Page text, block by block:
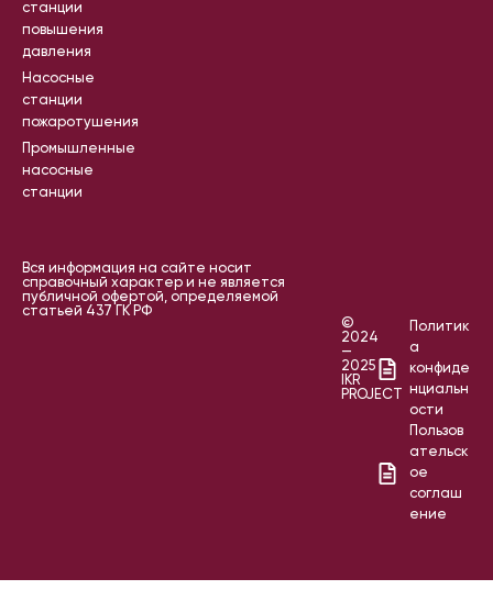
станции
повышения
давления
Насосные
станции
пожаротушения
Промышленные
насосные
станции
Вся информация на сайте носит
справочный характер и не является
публичной офертой, определяемой
статьей 437 ГК РФ
©
2024
—
2025
IKR
PROJECT
Политик
а
конфиде
нциальн
ости
Пользов
ательск
ое
соглаш
ение